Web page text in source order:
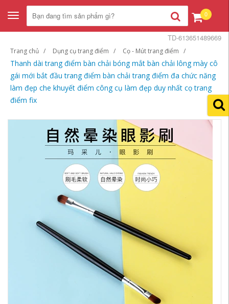
Toggle
navigation
0
Trang chủ Dụng cụ trang điểm Cọ - Mút trang điểm
Thanh dài trang điểm bàn chải bóng mắt bàn chải lông mày cô
gái mới bắt đầu trang điểm bàn chải trang điểm đa chức năng
làm đẹp che khuyết điểm công cụ làm đẹp duy nhất cọ trang
điểm fix
TD-613651489669